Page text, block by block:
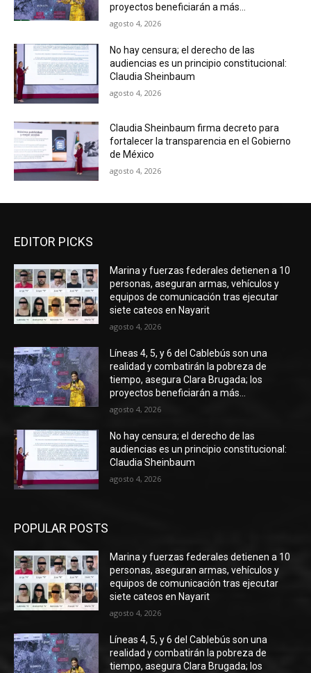
proyectos beneficiarán a más...
agosto 4, 2026
No hay censura; el derecho de las
audiencias es un principio constitucional:
Claudia Sheinbaum
agosto 4, 2026
Claudia Sheinbaum firma decreto para
fortalecer la transparencia en el Gobierno
de México
agosto 4, 2026
EDITOR PICKS
Marina y fuerzas federales detienen a 10
personas, aseguran armas, vehículos y
equipos de comunicación tras ejecutar
siete cateos en Nayarit
agosto 4, 2026
Líneas 4, 5, y 6 del Cablebús son una
realidad y combatirán la pobreza de
tiempo, asegura Clara Brugada; los
proyectos beneficiarán a más...
agosto 4, 2026
No hay censura; el derecho de las
audiencias es un principio constitucional:
Claudia Sheinbaum
agosto 4, 2026
POPULAR POSTS
Marina y fuerzas federales detienen a 10
personas, aseguran armas, vehículos y
equipos de comunicación tras ejecutar
siete cateos en Nayarit
agosto 4, 2026
Líneas 4, 5, y 6 del Cablebús son una
realidad y combatirán la pobreza de
tiempo, asegura Clara Brugada; los